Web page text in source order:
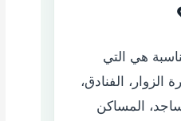
هي التي
الزوار، الفنادق،
المساكن